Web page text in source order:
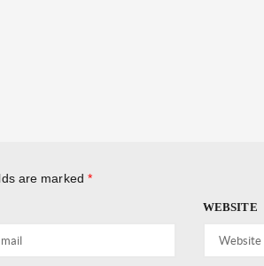
are marked *
WEBSITE